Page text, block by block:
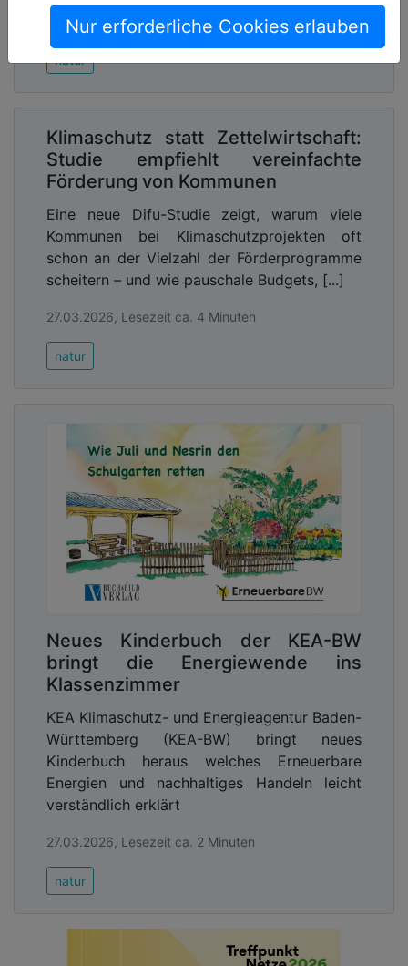
Nur erforderliche Cookies erlauben
30.03.2026, Lesezeit ca. 3 Minuten
natur
Klimaschutz statt Zettelwirtschaft:
Studie empfiehlt vereinfachte
Förderung von Kommunen
Eine neue Difu-Studie zeigt, warum viele
Kommunen bei Klimaschutzprojekten oft
schon an der Vielzahl der Förderprogramme
scheitern – und wie pauschale Budgets, [...]
27.03.2026, Lesezeit ca. 4 Minuten
natur
Neues Kinderbuch der KEA-BW
bringt die Energiewende ins
Klassenzimmer
KEA Klimaschutz- und Energieagentur Baden-
Württemberg (KEA-BW) bringt neues
Kinderbuch heraus welches Erneuerbare
Energien und nachhaltiges Handeln leicht
verständlich erklärt
27.03.2026, Lesezeit ca. 2 Minuten
natur